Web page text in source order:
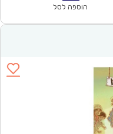
הוספה לסל